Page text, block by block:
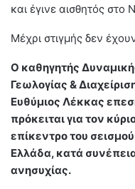
και έγινε αισθητός στο
Μέχρι στιγμής δεν
Ο καθηγητής
Γεωλογίας &
Ευθύμιος Λέκκας
πρόκειται για τον
επίκεντρο του
Ελλάδα, κατά
ανησυχίας.